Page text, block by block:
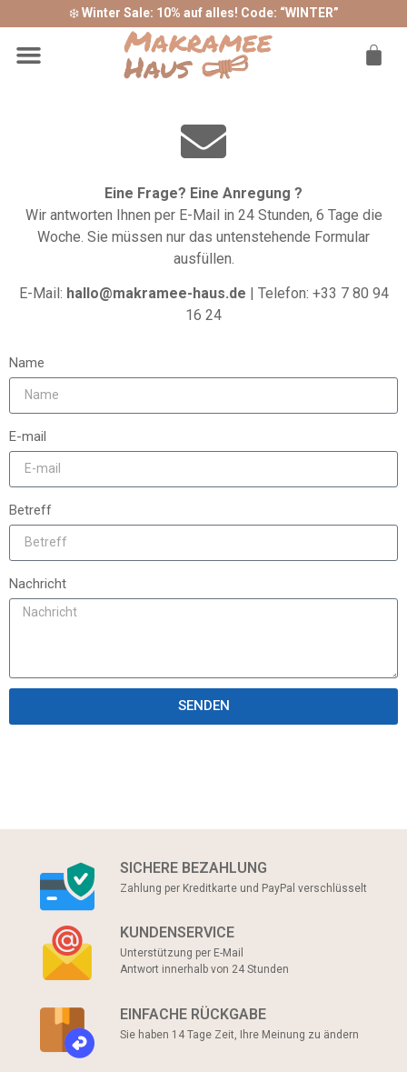
❄️Winter Sale: 10% auf alles! Code: “WINTER”
Eine Frage? Eine Anregung ?
Wir antworten Ihnen per E-Mail in 24 Stunden, 6 Tage die
Woche. Sie müssen nur das untenstehende Formular
ausfüllen.
E-Mail: hallo@makramee-haus.de | Telefon: +33 7 80 94
16 24
Name
E-mail
Betreff
Nachricht
SENDEN
SICHERE BEZAHLUNG
Zahlung per Kreditkarte und PayPal verschlüsselt
KUNDENSERVICE
Unterstützung per E-Mail
Antwort innerhalb von 24 Stunden
EINFACHE RÜCKGABE
Sie haben 14 Tage Zeit, Ihre Meinung zu ändern